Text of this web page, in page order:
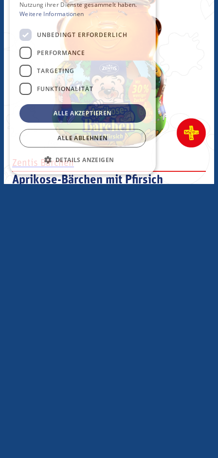
Zentis Bärchen
Aprikose-Bärchen mit Pfirsich
Nutzung ihrer Dienste gesammelt haben.
Weitere Informationen
UNBEDINGT ERFORDERLICH
PERFORMANCE
TARGETING
FUNKTIONALITÄT
ALLE AKZEPTIEREN
ALLE ABLEHNEN
DETAILS ANZEIGEN